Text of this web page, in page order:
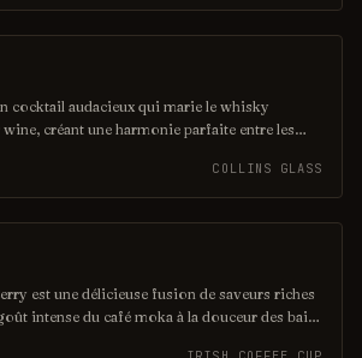
ajoutant une dimension aromatique
cocktail audacieux qui marie le whisky
créant une harmonie parfaite entre les
idéale pour les amateurs de whisky. Ce
savoureux est parfait pour une soirée entre
détente.
COLLINS GLASS
est une délicieuse fusion de saveurs riches
intense du café moka à la douceur des baies